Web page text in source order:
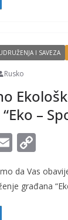
k
I SAVEZA
Rusko
–
E
m
ai
l
p
da Vas
građana